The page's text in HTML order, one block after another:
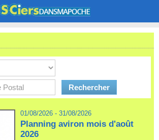
01/08/2026 - 31/08/2026
Planning aviron mois d'août
2026